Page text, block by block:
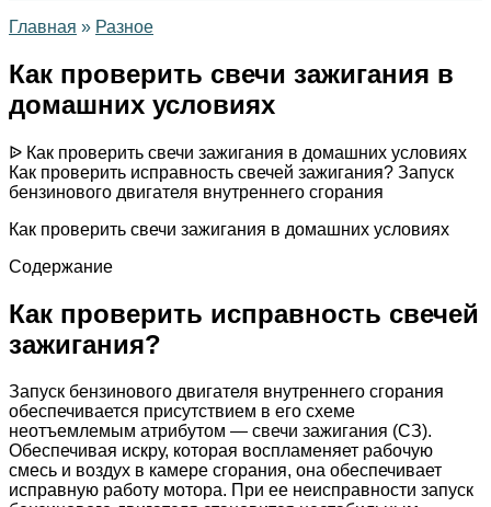
Главная » Разное
Как проверить свечи зажигания в
домашних условиях
ᐉ Как проверить свечи зажигания в домашних условиях
Как проверить исправность свечей зажигания? Запуск
бензинового двигателя внутреннего сгорания
Как проверить свечи зажигания в домашних условиях
Содержание
Как проверить исправность свечей
зажигания?
Запуск бензинового двигателя внутреннего сгорания
обеспечивается присутствием в его схеме
неотъемлемым атрибутом — свечи зажигания (СЗ).
Обеспечивая искру, которая воспламеняет рабочую
смесь и воздух в камере сгорания, она обеспечивает
исправную работу мотора. При ее неисправности запуск